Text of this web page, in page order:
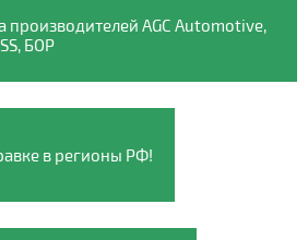
производителей AGC Automotive,
БОР
в регионы РФ!